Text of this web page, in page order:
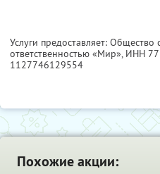
Услуги предоставляет: Общество
ответственностью «Мир», ИНН
1127746129554
Похожие акции: